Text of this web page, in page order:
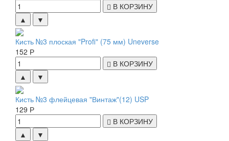
В КОРЗИНУ
▲
▼
Кисть №3 плоская "Profi" (75 мм) Uneverse
152 Р
В КОРЗИНУ
▲
▼
Кисть №3 флейцевая "Винтаж"(12) USP
129 Р
В КОРЗИНУ
▲
▼